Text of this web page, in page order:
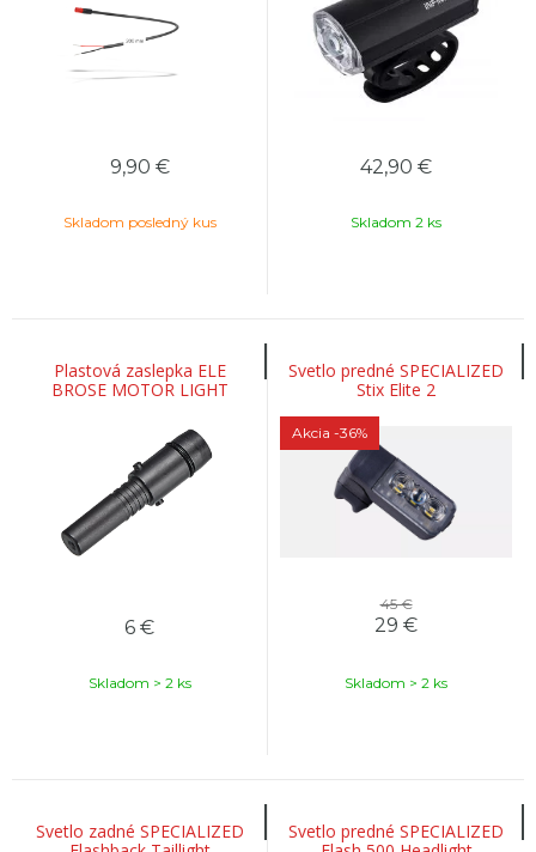
9,90 €
Skladom posledný kus
42,90 €
Skladom 2 ks
Plastová zaslepka ELE
BROSE MOTOR LIGHT
6 €
Skladom > 2 ks
Svetlo predné SPECIALIZED
Stix Elite 2
Akcia -36%
45 €
29 €
Skladom > 2 ks
Svetlo zadné SPECIALIZED
Svetlo predné SPECIALIZED